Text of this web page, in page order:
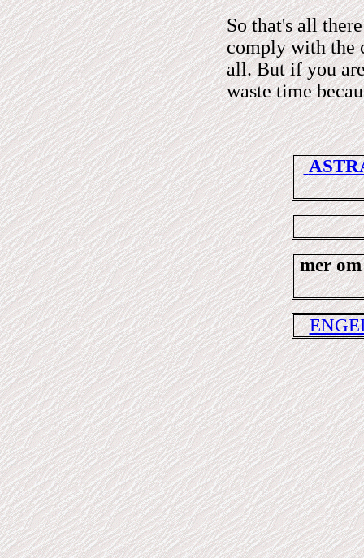
So that's all
comply with the
all. But if you
waste time
mer